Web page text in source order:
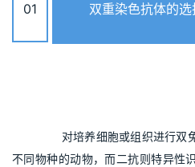
01 双重染色抗体的选
不同物种的动物，而二抗则特异性